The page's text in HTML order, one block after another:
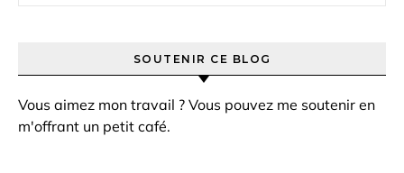
SOUTENIR CE BLOG
Vous aimez mon travail ? Vous pouvez me soutenir en
m'offrant un petit café.